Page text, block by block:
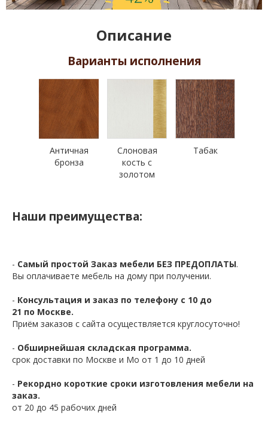
Описание
Варианты исполнения
Античная
бронза
Слоновая
кость с
золотом
Табак
Наши преимущества:
- Самый простой Заказ мебели БЕЗ ПРЕДОПЛАТЫ.
Вы оплачиваете мебель на дому при получении.
- Консультация и заказ по телефону с 10 до
21 по Москве.
Приём заказов с сайта осуществляется круглосуточно!
- Обширнейшая складская программа.
срок доставки по Москве и Мо от 1 до 10 дней
- Рекордно короткие сроки изготовления мебели на
заказ.
от 20 до 45 рабочих дней